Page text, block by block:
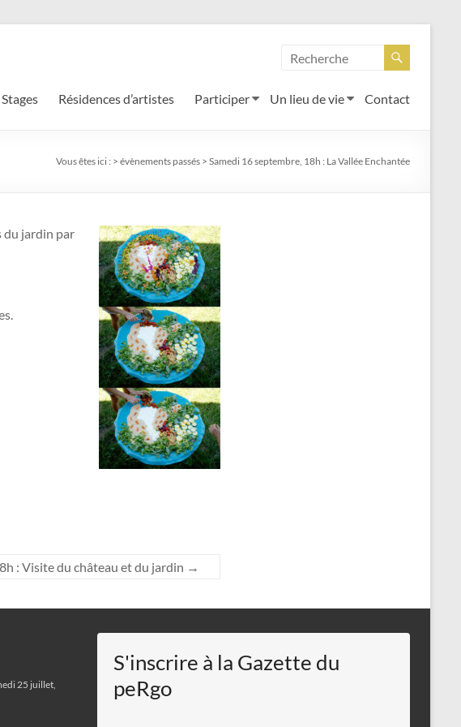
Résidences d’artistes Participer Un lieu de vie Contact
Vous êtes ici : > évènements passés > Samedi 16 septembre, 18h : La Vallée Enchantée
du jardin par
: Visite du château et du jardin →
25 juillet,
S'inscrire à la Gazette du
peRgo